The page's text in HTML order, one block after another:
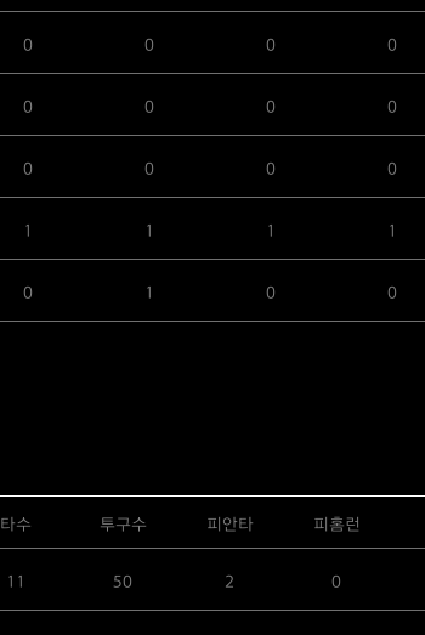
0 0 0 0
0 0 0 0
0 0 0 0
1 1 1 1
0 1 0 0
타수 투구수 피안타 피홈런
11 50 2 0